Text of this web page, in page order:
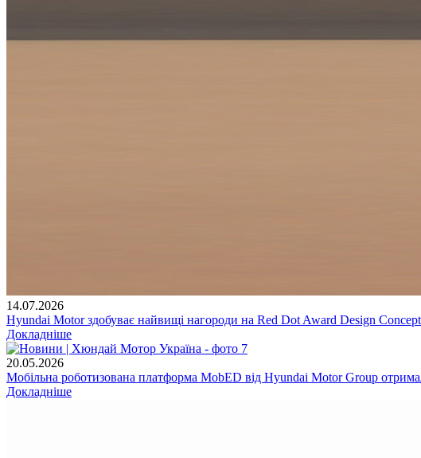
14.07.2026
Hyundai Motor здобуває найвищі нагороди на Red Dot Award Design Concept
Докладніше
20.05.2026
Мобільна роботизована платформа MobED від Hyundai Motor Group
Докладніше